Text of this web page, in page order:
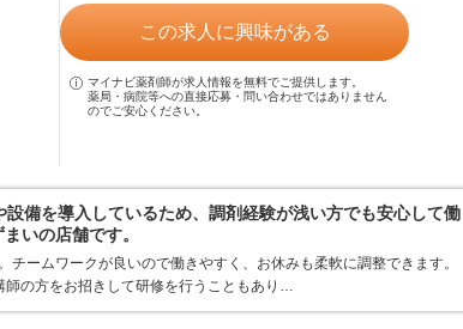
この求人に興味がある
マイナビ薬剤師が求人情報を無料でご提供します。
薬局・病院等への直接応募・問い合わせではありません
のでご安心ください。
備を導入しているため、調剤経験が浅い方でも安心して働
いの店舗です。
ームワークが良いので働きやすく、お休みも柔軟に調整できます。
師の方をお招きして研修を行うこともあり…